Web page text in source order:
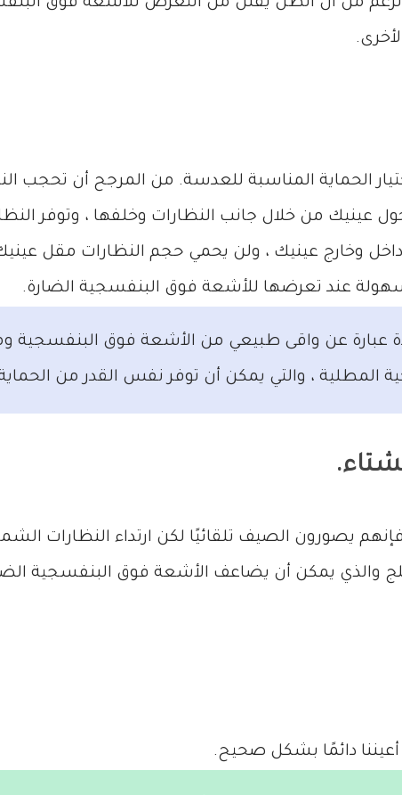
الحماية المناسبة للعدسة. من المرجح أن تحجب
عينيك من خلال جانب النظارات وخلفها ، وتوفر
داخل وخارج عينيك ، ولن يحمي حجم النظارات مقل
عند تعرضها للأشعة فوق البنفسجية الضارة.
عبارة عن واقى طبيعي من الأشعة فوق البنفسجية
المطلية ، والتي يمكن أن توفر نفس القدر من
يصورون الصيف تلقائيًا لكن ارتداء النظارات
والذي يمكن أن يضاعف الأشعة فوق البنفسجية
دائمًا بشكل صحيح.